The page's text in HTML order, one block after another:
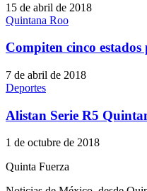
15 de abril de 2018
Quintana Roo
Compiten cinco
7 de abril de 2018
Deportes
Alistan Serie R5
1 de octubre de 2018
Quinta Fuerza